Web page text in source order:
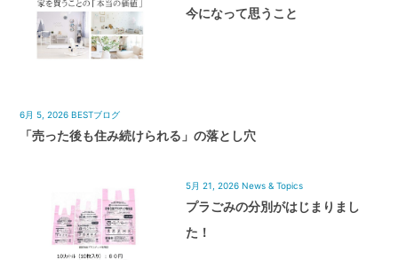
今になって思うこと
6月 5, 2026 BESTブログ
「売った後も住み続けられる」の落とし穴
5月 21, 2026 News & Topics
プラごみの分別がはじまりまし
た！